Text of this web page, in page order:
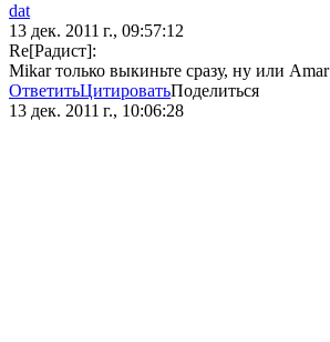
dat
13 дек. 2011 г., 09:57:12
Re[Радист]:
Mikar только выкиньте сразу, ну или Amar
ОтветитьЦитироватьПоделиться
13 дек. 2011 г., 10:06:28